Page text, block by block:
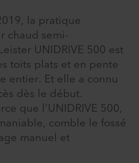
la pratique
chaud semi-
UNIDRIVE 500 est
toits plats et en pente
entier. Et elle a connu
dès le début.
que l'UNIDRIVE 500,
comble le fossé
manuel et